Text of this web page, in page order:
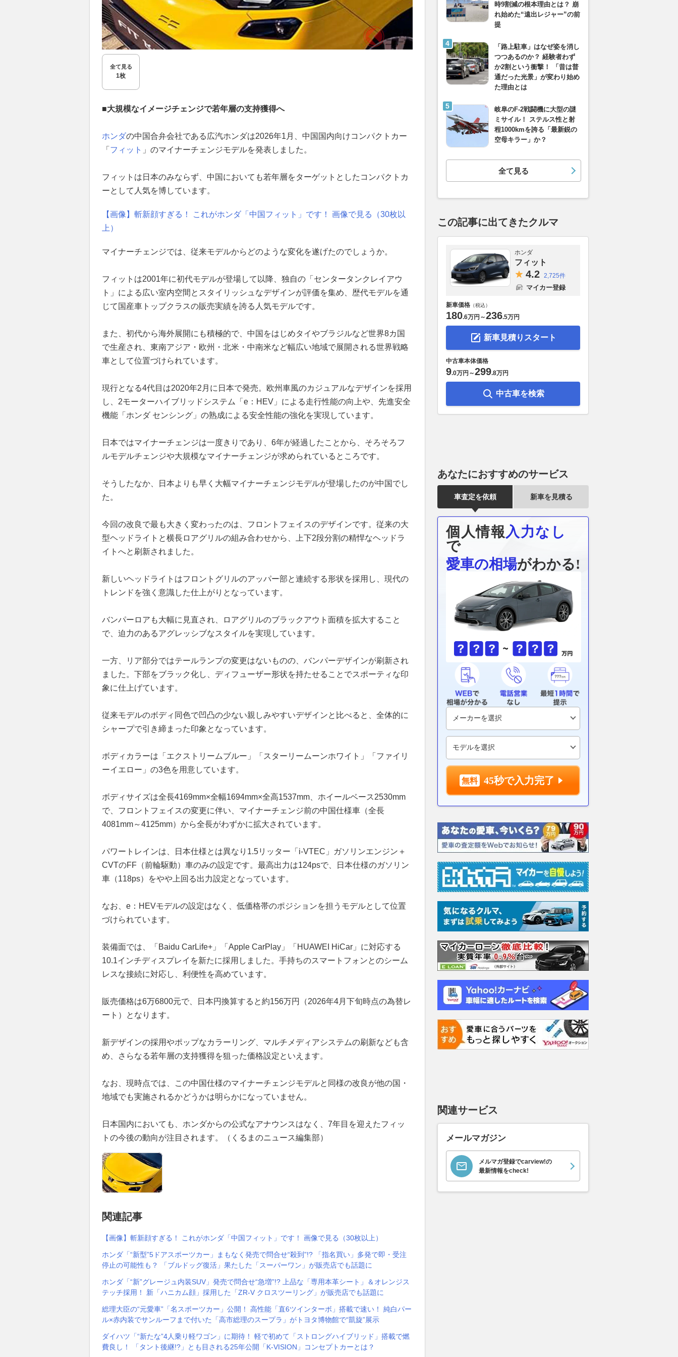
全て見る
1枚
■大規模なイメージチェンジで若年層の支持獲得へ
ホンダの中国合弁会社である広汽ホンダは2026年1月、中国国内向けコンパクトカー
「 フィット 」のマイナーチェンジモデルを発表しました。
フィットは日本のみならず、中国においても若年層をターゲットとしたコンパクトカ
ーとして人気を博しています。
【画像】斬新顔すぎる！ これがホンダ「中国フィット」です！ 画像で見る（30枚以
上）
マイナーチェンジでは、従来モデルからどのような変化を遂げたのでしょうか。
フィットは2001年に初代モデルが登場して以降、独自の「センタータンクレイアウ
ト」による広い室内空間とスタイリッシュなデザインが評価を集め、歴代モデルを通
じて国産車トップクラスの販売実績を誇る人気モデルです。
また、初代から海外展開にも積極的で、中国をはじめタイやブラジルなど世界8カ国
で生産され、東南アジア・欧州・北米・中南米など幅広い地域で展開される世界戦略
車として位置づけられています。
現行となる4代目は2020年2月に日本で発売。欧州車風のカジュアルなデザインを採用
し、2モーターハイブリッドシステム「e：HEV」による走行性能の向上や、先進安全
機能「ホンダ センシング」の熟成による安全性能の強化を実現しています。
日本ではマイナーチェンジは一度きりであり、6年が経過したことから、そろそろフ
ルモデルチェンジや大規模なマイナーチェンジが求められているところです。
そうしたなか、日本よりも早く大幅マイナーチェンジモデルが登場したのが中国でし
た。
今回の改良で最も大きく変わったのは、フロントフェイスのデザインです。従来の大
型ヘッドライトと横長ロアグリルの組み合わせから、上下2段分割の精悍なヘッドラ
イトへと刷新されました。
新しいヘッドライトはフロントグリルのアッパー部と連続する形状を採用し、現代の
トレンドを強く意識した仕上がりとなっています。
バンパーロアも大幅に見直され、ロアグリルのブラックアウト面積を拡大すること
で、迫力のあるアグレッシブなスタイルを実現しています。
一方、リア部分ではテールランプの変更はないものの、バンパーデザインが刷新され
ました。下部をブラック化し、ディフューザー形状を持たせることでスポーティな印
象に仕上げています。
従来モデルのボディ同色で凹凸の少ない親しみやすいデザインと比べると、全体的に
シャープで引き締まった印象となっています。
ボディカラーは「エクストリームブルー」「スターリームーンホワイト」「ファイリ
ーイエロー」の3色を用意しています。
ボディサイズは全長4169mm×全幅1694mm×全高1537mm、ホイールベース2530mm
で、フロントフェイスの変更に伴い、マイナーチェンジ前の中国仕様車（全長
4081mm～4125mm）から全長がわずかに拡大されています。
パワートレインは、日本仕様とは異なり1.5リッター「i-VTEC」ガソリンエンジン＋
CVTのFF（前輪駆動）車のみの設定です。最高出力は124psで、日本仕様のガソリン
車（118ps）をやや上回る出力設定となっています。
なお、e：HEVモデルの設定はなく、低価格帯のポジションを担うモデルとして位置
づけられています。
装備面では、「Baidu CarLife+」「Apple CarPlay」「HUAWEI HiCar」に対応する
10.1インチディスプレイを新たに採用しました。手持ちのスマートフォンとのシーム
レスな接続に対応し、利便性を高めています。
販売価格は6万6800元で、日本円換算すると約156万円（2026年4月下旬時点の為替レ
ート）となります。
新デザインの採用やポップなカラーリング、マルチメディアシステムの刷新なども含
め、さらなる若年層の支持獲得を狙った価格設定といえます。
なお、現時点では、この中国仕様のマイナーチェンジモデルと同様の改良が他の国・
地域でも実施されるかどうかは明らかになっていません。
日本国内においても、ホンダからの公式なアナウンスはなく、7年目を迎えたフィッ
トの今後の動向が注目されます。（くるまのニュース編集部）
関連記事
【画像】斬新顔すぎる！ これがホンダ「中国フィット」です！ 画像で見る（30枚以上）
ホンダ「“新型”5ドアスポーツカー」まもなく発売で問合せ“殺到”!? 「指名買い」多発で即・受注
停止の可能性も？ 「ブルドッグ復活」果たした「スーパーワン」が販売店でも話題に
ホンダ「“新”グレージュ内装SUV」発売で問合せ“急増”!? 上品な「専用本革シート」＆オレンジス
テッチ採用！ 新「ハニカム顔」採用した「ZR-V クロスツーリング」が販売店でも話題に
総理大臣の“元愛車”「名スポーツカー」公開！ 高性能「直6ツインターボ」搭載で速い！ 純白パー
ル×赤内装でサンルーフまで付いた「高市総理のスープラ」がトヨタ博物館で“凱旋”展示
ダイハツ「“新たな”4人乗り軽ワゴン」に期待！ 軽で初めて「ストロングハイブリッド」搭載で燃
費良し！ 「タント後継!?」とも目される25年公開「K-VISION」コンセプトカーとは？
時9割減の根本理由とは？ 崩
れ始めた“遠出レジャー”の前
提
「路上駐車」はなぜ姿を消し
つつあるのか？ 経験者わず
か2割という衝撃！ 「昔は普
通だった光景」が変わり始め
た理由とは
岐阜のF-2戦闘機に大型の謎
ミサイル！ ステルス性と射
程1000kmを誇る「最新鋭の
空母キラー」か？
全て見る
この記事に出てきたクルマ
ホンダ
フィット
4.2 2,725件
マイカー登録
新車価格 （税込）
180.6万円 ～236.5万円
新車見積りスタート
中古車本体価格
9.0万円 ～299.8万円
中古車を検索
あなたにおすすめのサービス
車査定を依頼 新車を見積る
個人情報 入力なし
で
愛車の相場がわかる!
45秒で入力完了
関連サービス
メールマガジン
メルマガ登録でcarview!の
最新情報をcheck!